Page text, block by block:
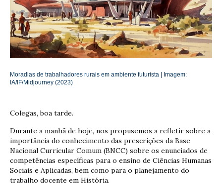
Moradias de trabalhadores rurais em ambiente futurista | Imagem:
IA/IF/Midjourney (2023)
Colegas, boa tarde.
Durante a manhã de hoje, nos propusemos a refletir sobre a
importância do conhecimento das prescrições da Base
Nacional Curricular Comum (BNCC) sobre os enunciados de
competências específicas para o ensino de Ciências Humanas
Sociais e Aplicadas, bem como para o planejamento do
trabalho docente em História.